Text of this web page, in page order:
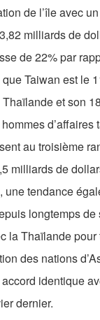
de l’île avec
milliards de
de 22% par
Taiwan est le
et son 18
d’affaires
au troisième
milliards de
une tendance
longtemps
la Thaïlande
des nations
identique
dernier.